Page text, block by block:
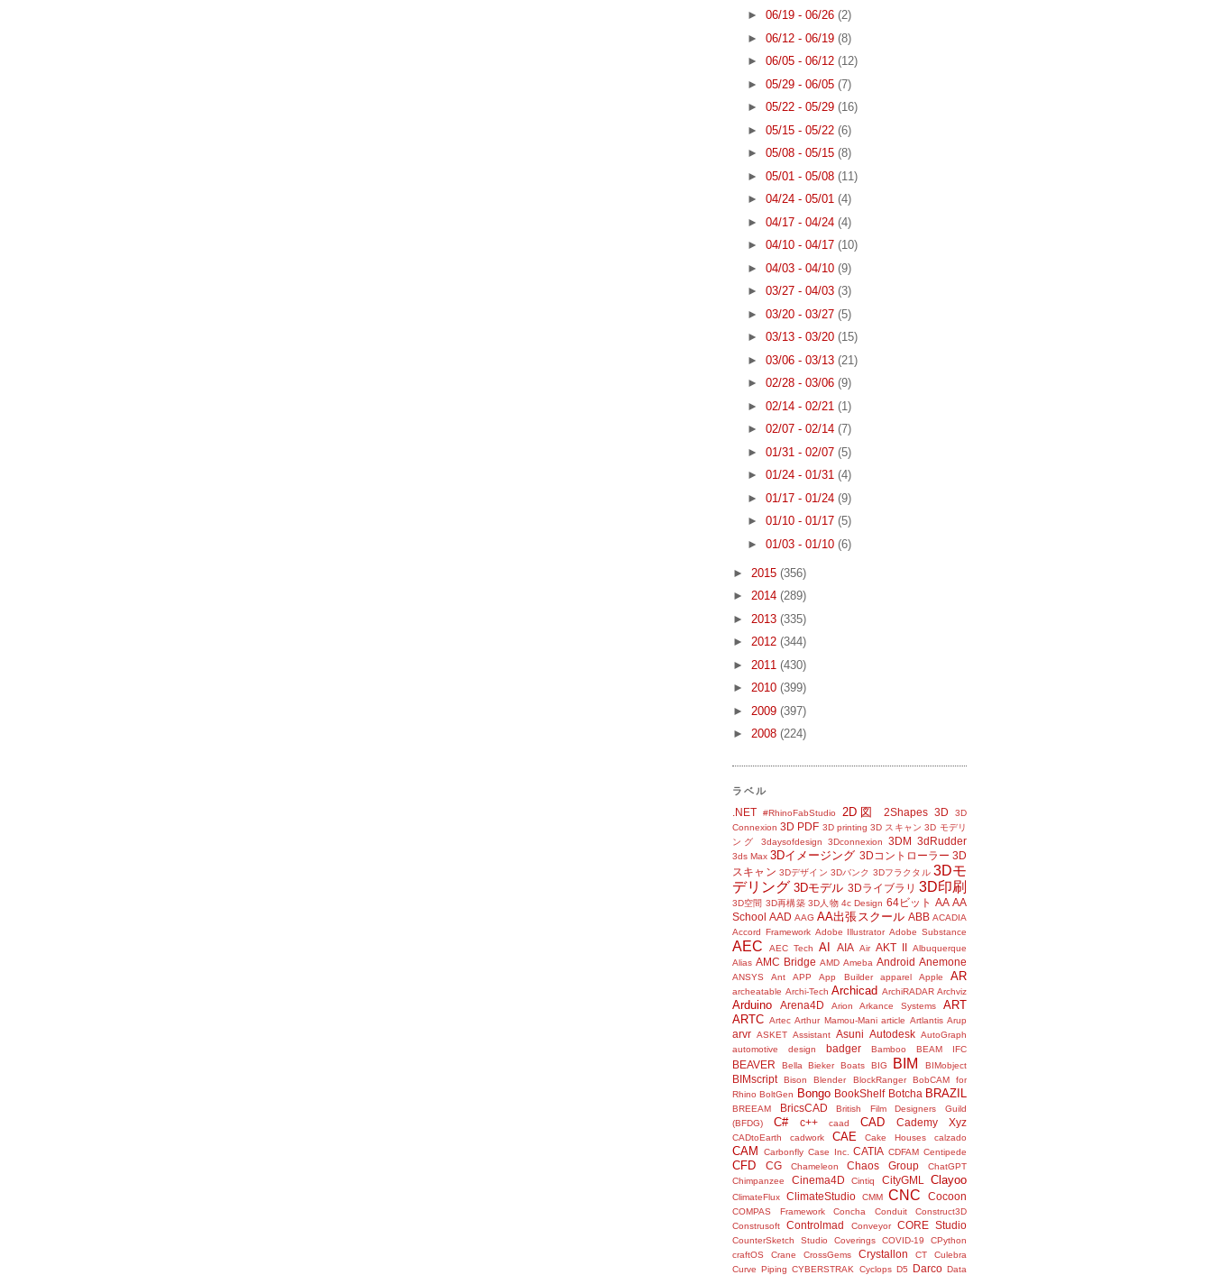
► 06/19 - 06/26 (2)
► 06/12 - 06/19 (8)
► 06/05 - 06/12 (12)
► 05/29 - 06/05 (7)
► 05/22 - 05/29 (16)
► 05/15 - 05/22 (6)
► 05/08 - 05/15 (8)
► 05/01 - 05/08 (11)
► 04/24 - 05/01 (4)
► 04/17 - 04/24 (4)
► 04/10 - 04/17 (10)
► 04/03 - 04/10 (9)
► 03/27 - 04/03 (3)
► 03/20 - 03/27 (5)
► 03/13 - 03/20 (15)
► 03/06 - 03/13 (21)
► 02/28 - 03/06 (9)
► 02/14 - 02/21 (1)
► 02/07 - 02/14 (7)
► 01/31 - 02/07 (5)
► 01/24 - 01/31 (4)
► 01/17 - 01/24 (9)
► 01/10 - 01/17 (5)
► 01/03 - 01/10 (6)
► 2015 (356)
► 2014 (289)
► 2013 (335)
► 2012 (344)
► 2011 (430)
► 2010 (399)
► 2009 (397)
► 2008 (224)
ラベル
.NET #RhinoFabStudio 2D図 2Shapes 3D
3D
Connexion 3D PDF 3D printing 3D スキャン 3D モデリ
ング
3daysofdesign 3Dconnexion 3DM 3dRudder
3ds Max 3Dイメージング 3Dコントローラー 3D
スキャン 3Dデザイン 3Dバンク 3Dフラクタル 3Dモ
デリング 3Dモデル 3Dライブラリ 3D印刷
3D空間 3D再構築 3D人物 4c Design 64ビット AA AA
School AAD AAG AA出張スクール ABB ACADIA
Accord Framework Adobe Illustrator Adobe Substance
AEC AEC Tech AI AIA Air AKT II
Albuquerque
Alias AMC Bridge AMD Ameba Android Anemone
ANSYS Ant APP App Builder apparel Apple AR
archeatable Archi-Tech Archicad ArchiRADAR Archviz
Arduino Arena4D Arion Arkance Systems
ART
ARTC Artec Arthur Mamou-Mani article Artlantis Arup
arvr ASKET Assistant Asuni Autodesk AutoGraph
automotive design
badger Bamboo BEAM IFC
BEAVER Bella Bieker Boats BIG BIM BIMobject
BIMscript Bison Blender BlockRanger
BobCAM for
Rhino BoltGen Bongo BookShelf Botcha BRAZIL
BREEAM BricsCAD
British Film Designers Guild
(BFDG)
C# c++ caad CAD Cademy Xyz
CADtoEarth cadwork CAE Cake Houses calzado
CAM Carbonfly Case Inc. CATIA CDFAM Centipede
CFD CG Chameleon Chaos Group
ChatGPT
Chimpanzee
Cinema4D Cintiq CityGML Clayoo
ClimateFlux ClimateStudio CMM CNC Cocoon
COMPAS Framework Concha Conduit
Construct3D
Construsoft
Controlmad Conveyor CORE Studio
CounterSketch Studio Coverings COVID-19
CPython
craftOS
Crane CrossGems Crystallon CT
Culebra
Curve Piping CYBERSTRAK Cyclops D5 Darco Data